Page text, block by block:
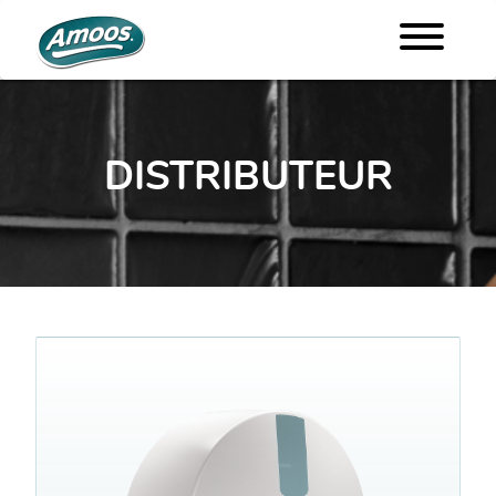
DISTRIBUTEUR